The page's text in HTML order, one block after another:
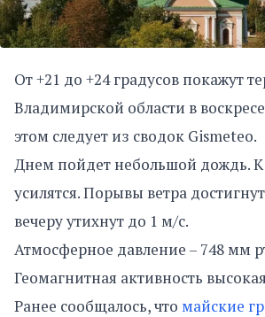
От +21 до +24 градусов покажут
Владимирской области в
этом следует из сводок Gismeteo.
Днем пойдет небольшой дождь. К
усилятся. Порывы ветра
вечеру утихнут до 1 м/с.
Атмосферное давление – 748 мм
Геомагнитная активность
Ранее сообщалось, что майские